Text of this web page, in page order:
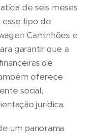
de seis meses
esse tipo de
Caminhões e
garantir que a
de
oferece
social,
jurídica.
um panorama